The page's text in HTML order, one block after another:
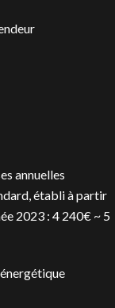
annuelles
établi à partir
2023 : 4 240€ ~ 5